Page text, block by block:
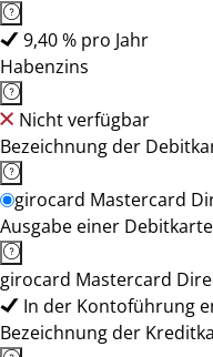
9,40 % pro Jahr
Habenzins
Nicht verfügbar
Bezeichnung der
girocard Mastercard
Ausgabe einer Debitkarte
girocard Mastercard
In der Kontoführung
Bezeichnung der